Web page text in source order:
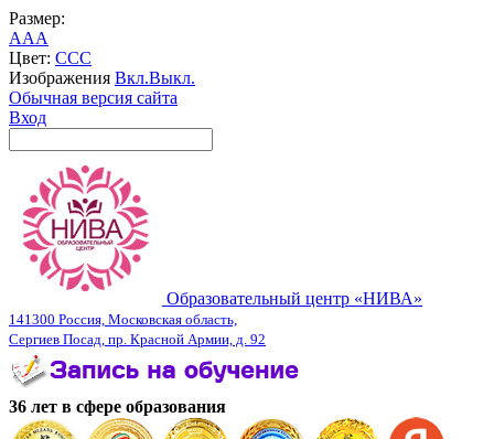
Размер:
AAA
Цвет: CCC
Изображения Вкл.Выкл.
Обычная версия сайта
Вход
Образовательный центр «НИВА»
141300 Россия, Московская область,
Сергиев Посад, пр. Красной Армии, д. 92
36 лет в сфере образования